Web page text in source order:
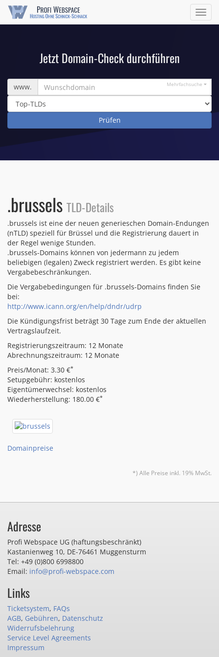
ein/
Jetzt Domain-Check durchführen
Wunschdomain
www. Mehrfachsuche
.brussels TLD-Details
.brussels ist eine der neuen generieschen Domain-Endungen
(nTLD) speziell für Brüssel und die Registrierung dauert in
der Regel wenige Stunden.
.brussels-Domains können von jedermann zu jedem
beliebigen (legalen) Zweck registriert werden. Es gibt keine
Vergabebeschränkungen.
Die Vergabebedingungen für .brussels-Domains finden Sie
bei:
http://www.icann.org/en/help/dndr/udrp
Die Kündigungsfrist beträgt 30 Tage zum Ende der aktuellen
Vertragslaufzeit.
Registrierungszeitraum: 12 Monate
Abrechnungszeitraum: 12 Monate
Preis/Monat: 3.30 €*
Setupgebühr: kostenlos
Eigentümerwechsel: kostenlos
Wiederherstellung: 180.00 €*
Domainpreise
*) Alle Preise inkl. 19% MwSt.
Adresse
Profi Webspace UG (haftungsbeschränkt)
Kastanienweg 10, DE-76461 Muggensturm
Tel: +49 (0)800 6998800
Email: info@profi-webspace.com
Links
Ticketsystem, FAQs
AGB, Gebühren, Datenschutz
Widerrufsbelehrung
Service Level Agreements
Impressum